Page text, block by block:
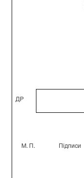
ДР
М. П. Підписи